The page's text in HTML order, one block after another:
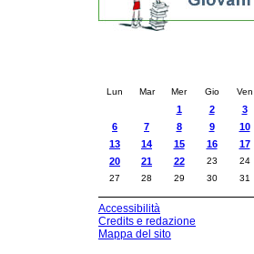
Lun Mar Mer Gio Ven
1 2 3
6
7 8 9 10
13
14 15 16 17
20
21 22 23 24
27
28 29 30 31
Accessibilità
Credits e redazione
Mappa del sito